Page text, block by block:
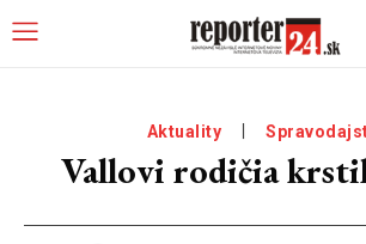
Aktuality
Vallovi rodičia